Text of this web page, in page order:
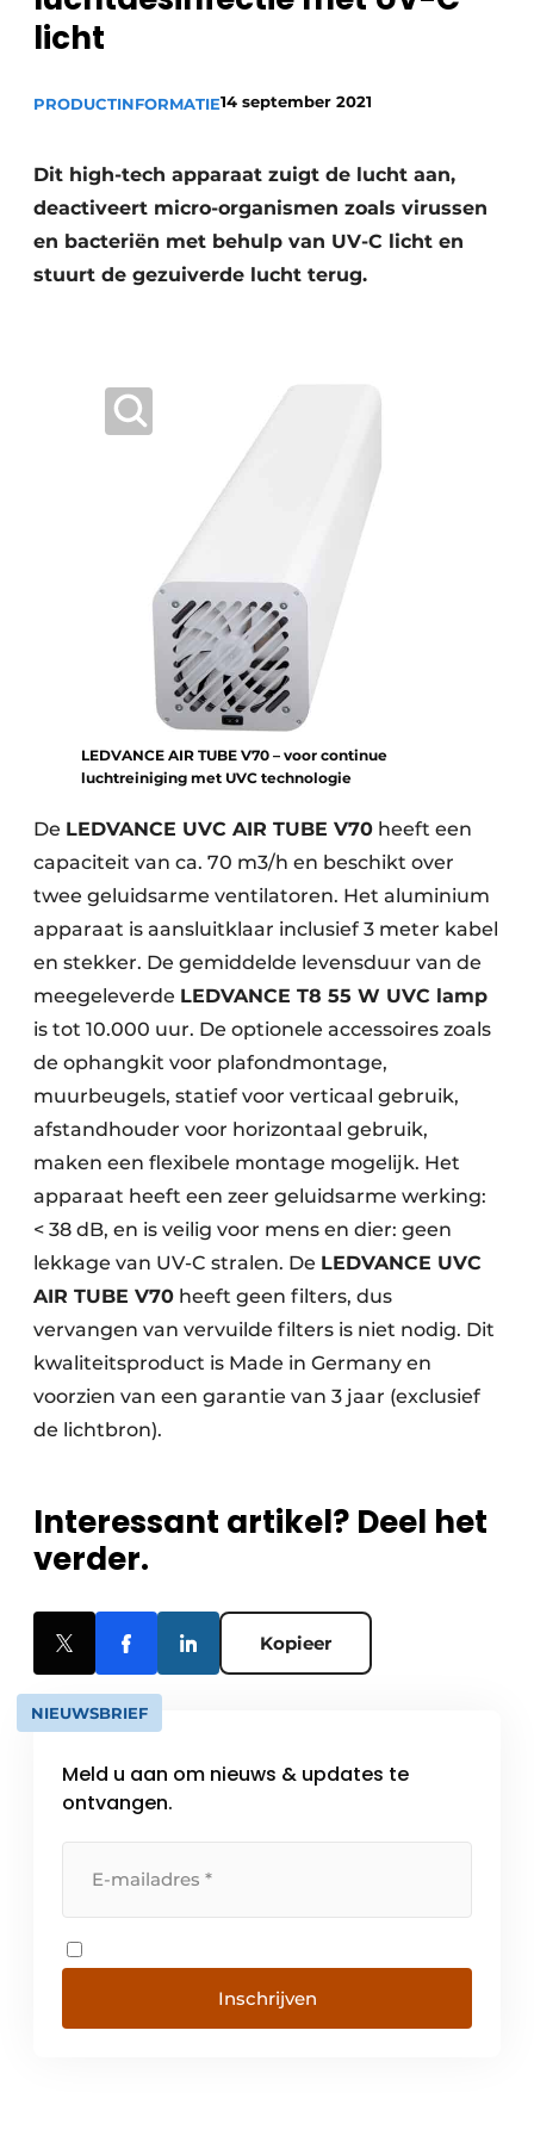
Vacature aanmelden
licht
PRODUCTINFORMATIE14 september 2021
Dit high-tech apparaat zuigt de lucht aan,
deactiveert micro-organismen zoals virussen
en bacteriën met behulp van UV-C licht en
stuurt de gezuiverde lucht terug.
LEDVANCE AIR TUBE V70 – voor continue
luchtreiniging met UVC technologie
De LEDVANCE UVC AIR TUBE V70 heeft een
capaciteit van ca. 70 m3/h en beschikt over
twee geluidsarme ventilatoren. Het aluminium
apparaat is aansluitklaar inclusief 3 meter kabel
en stekker. De gemiddelde levensduur van de
meegeleverde LEDVANCE T8 55 W UVC lamp
is tot 10.000 uur. De optionele accessoires zoals
de ophangkit voor plafondmontage,
muurbeugels, statief voor verticaal gebruik,
afstandhouder voor horizontaal gebruik,
maken een flexibele montage mogelijk. Het
apparaat heeft een zeer geluidsarme werking:
< 38 dB, en is veilig voor mens en dier: geen
lekkage van UV-C stralen. De LEDVANCE UVC
AIR TUBE V70 heeft geen filters, dus
vervangen van vervuilde filters is niet nodig. Dit
kwaliteitsproduct is Made in Germany en
voorzien van een garantie van 3 jaar (exclusief
de lichtbron).
Interessant artikel? Deel het
verder.
Kopieer
NIEUWSBRIEF
Meld u aan om nieuws & updates te
ontvangen.
Inschrijven